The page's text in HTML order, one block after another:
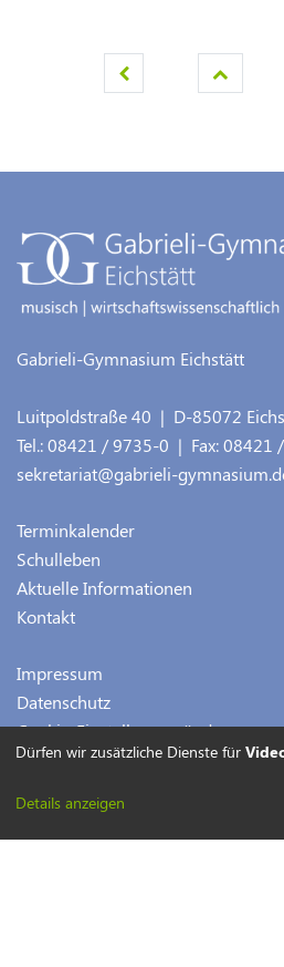
Gabrieli-Gymnasium Eichstätt
Luitpoldstraße 40 | D-85072
Tel.:08421 / 9735-0 | Fax:08421
sekretariat@gabrieli-
Terminkalender
Schulleben
Aktuelle Informationen
Kontakt
Impressum
Datenschutz
Cookie-Einstellungen ändern
Dürfen wir zusätzliche Dienste für
Details anzeigen